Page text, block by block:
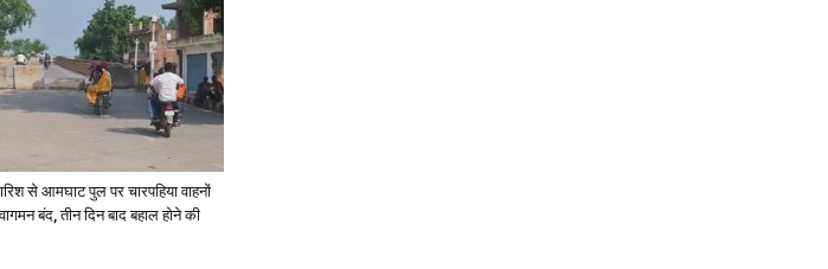
in
से आमघाट पुल पर चारपहिया वाहनों
बंद, तीन दिन बाद बहाल होने की